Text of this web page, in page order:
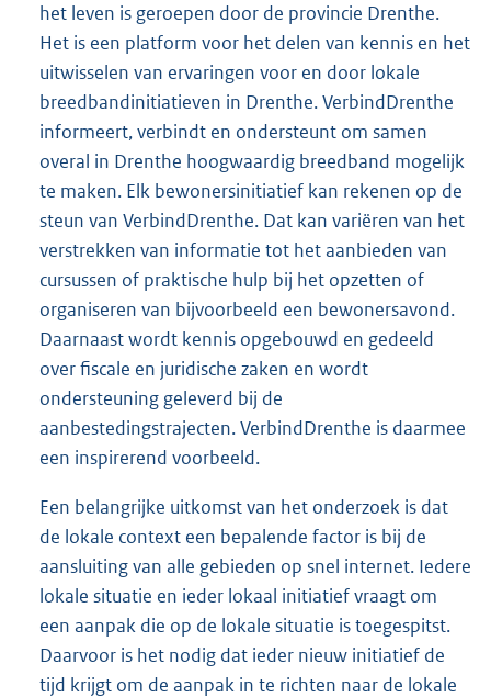
het leven is geroepen door de provincie Drenthe.
Het is een platform voor het delen van kennis en het
uitwisselen van ervaringen voor en door lokale
breedbandinitiatieven in Drenthe. VerbindDrenthe
informeert, verbindt en ondersteunt om samen
overal in Drenthe hoogwaardig breedband mogelijk
te maken. Elk bewonersinitiatief kan rekenen op de
steun van VerbindDrenthe. Dat kan variëren van het
verstrekken van informatie tot het aanbieden van
cursussen of praktische hulp bij het opzetten of
organiseren van bijvoorbeeld een bewonersavond.
Daarnaast wordt kennis opgebouwd en gedeeld
over fiscale en juridische zaken en wordt
ondersteuning geleverd bij de
aanbestedingstrajecten. VerbindDrenthe is daarmee
een inspirerend voorbeeld.
Een belangrijke uitkomst van het onderzoek is dat
de lokale context een bepalende factor is bij de
aansluiting van alle gebieden op snel internet. Iedere
lokale situatie en ieder lokaal initiatief vraagt om
een aanpak die op de lokale situatie is toegespitst.
Daarvoor is het nodig dat ieder nieuw initiatief de
tijd krijgt om de aanpak in te richten naar de lokale